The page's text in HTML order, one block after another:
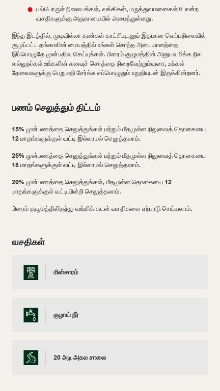
பல்பொருள் நிலையங்கள், வங்கிகள், மருத்துவமனைகள் போன்ற
வசதிகளுக்கு அருகாமையில் அமைந்துள்ளது.
இந்த இடத்தில், முடிவில்லா கண்கள் காட்சியுடனும் இதமான வெப்பநிலையில்
சூழப்பட்ட தங்காலின் மையத்தில் உங்கள் சொந்த அடையாளத்தை
இப்பொழுதே முன்பதிவு செய்யுங்கள். பிரைம் குழுமத்தின் அனுபவமிக்க நில
வல்லுநர்கள் உங்களின் கனவுச் சொத்தை நிறைவேற்றும்வரை, உங்கள்
தேவைகளுக்கு பெறுமதி சேர்க்க எப்பொழுதும் உறுதியுடன் இருக்கின்றனர்.
பணம் செலுத்தும் திட்டம்
15% முன்பணத்தை செலுத்துங்கள் மற்றும் மீதமுள்ள நிலுவைத் தொகையை
12 மாதங்களுக்குள் வட்டி இல்லாமல் செலுத்தலாம்.
25% முன்பணத்தை செலுத்துங்கள் மற்றும் மீதமுள்ள நிலுவைத் தொகையை
18 மாதங்களுக்குள் வட்டி இல்லாமல் செலுத்தலாம்.
20% முன்பணத்தை செலுத்துங்கள், மீதமுள்ள தொகையை 12
மாதங்களுக்குள் வட்டியின்றி செலுத்தலாம்.
பிரைம் குழுமத்திலிருந்து வங்கிக் கடன் வசதிகளை ஏற்பாடு செய்யலாம்.
வசதிகள்
மின்சாரம்
குழாய் நீர்
20 அடி அகல சாலை